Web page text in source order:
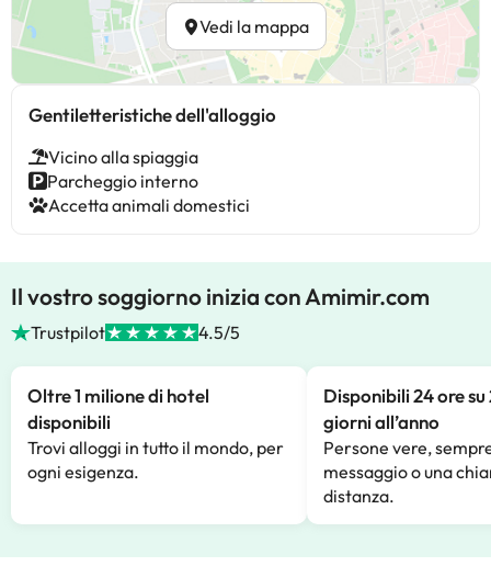
Vedi la mappa
Gentiletteristiche dell'alloggio
Vicino alla spiaggia
Parcheggio interno
Accetta animali domestici
Il vostro soggiorno inizia con Amimir.com
Trustpilot 4.5/5
Oltre 1 milione di hotel
disponibili
Trovi alloggi in tutto il mondo, per
ogni esigenza.
Disponibili 24 ore su
giorni all’anno
Persone vere,
messaggio o una
distanza.